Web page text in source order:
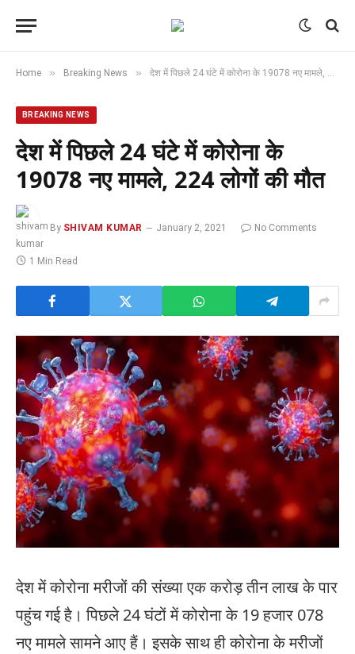
Home » Breaking News » देश में पिछले 24 घंटे में कोरोना के 19078 नए मामले, 224 लोगों की मौत
BREAKING NEWS
देश में पिछले 24 घंटे में कोरोना के
19078 नए मामले, 224 लोगों की मौत
By SHIVAM KUMAR January 2, 2021 No Comments
1 Min Read
देश में कोरोना मरीजों की संख्या एक करोड़ तीन लाख के पार
पहुंच गई है। पिछले 24 घंटों में कोरोना के 19 हजार 078
नए मामले सामने आए हैं। इसके साथ ही कोरोना के मरीजों